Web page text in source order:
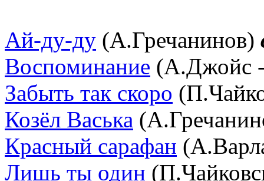
Ай-ду-ду (А.Гречанинов)
Воспоминание (А.Джойс
Забыть так скоро
Козёл Васька
Красный сарафан
Лишь ты один